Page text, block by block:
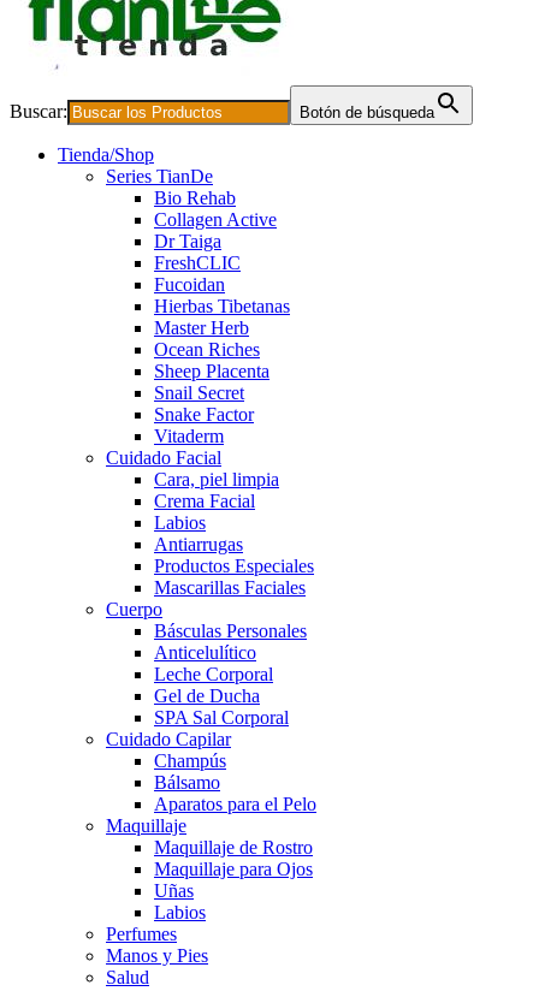
Buscar: Botón de búsqueda
Tienda/Shop
Series TianDe
Bio Rehab
Collagen Active
Dr Taiga
FreshCLIC
Fucoidan
Hierbas Tibetanas
Master Herb
Ocean Riches
Sheep Placenta
Snail Secret
Snake Factor
Vitaderm
Cuidado Facial
Cara, piel limpia
Crema Facial
Labios
Antiarrugas
Productos Especiales
Mascarillas Faciales
Cuerpo
Básculas Personales
Anticelulítico
Leche Corporal
Gel de Ducha
SPA Sal Corporal
Cuidado Capilar
Champús
Bálsamo
Aparatos para el Pelo
Maquillaje
Maquillaje de Rostro
Maquillaje para Ojos
Uñas
Labios
Perfumes
Manos y Pies
Salud